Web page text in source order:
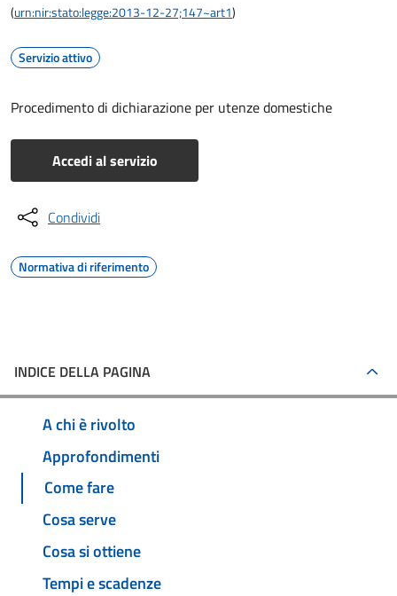
(urn:nir:stato:legge:2013-12-27;147~art1)
Servizio attivo
Procedimento di dichiarazione per utenze domestiche
Accedi al servizio
Condividi
Normativa di riferimento
INDICE DELLA PAGINA
A chi è rivolto
Approfondimenti
Come fare
Cosa serve
Cosa si ottiene
Tempi e scadenze